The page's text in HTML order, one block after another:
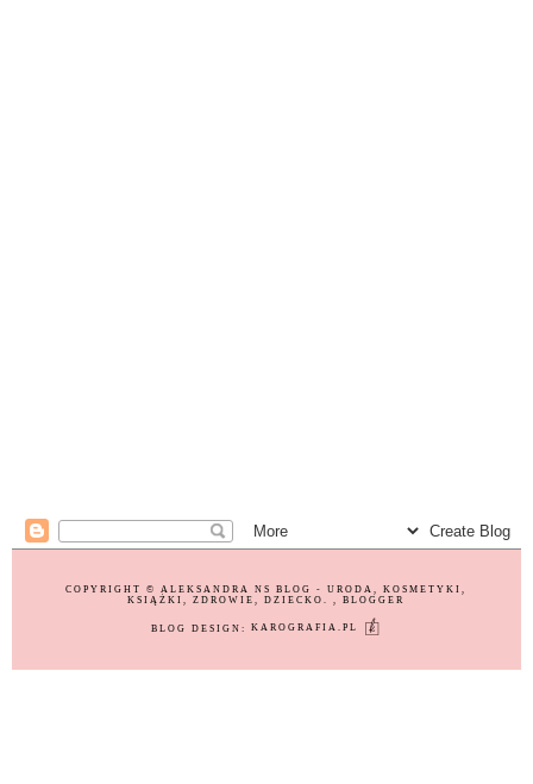
COPYRIGHT © ALEKSANDRA NS BLOG - URODA, KOSMETYKI,
KSIĄŻKI, ZDROWIE, DZIECKO.
, BLOGGER
BLOG DESIGN:KAROGRAFIA.PL